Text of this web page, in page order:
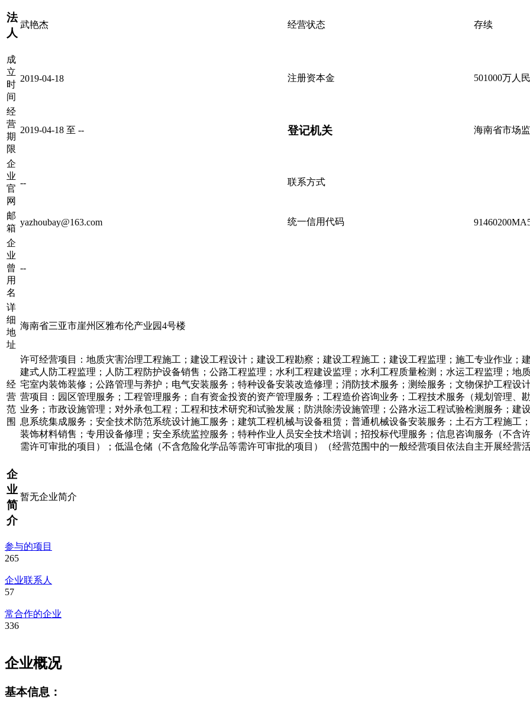
法
人
武艳杰 经营状态 存续
成
立
时
间
2019-04-18 注册资本金 501000万人
经
营
期
限
2019-04-18 至 -- 登记机关 海南省市场
企
业
官
网
-- 联系方式
邮
箱
yazhoubay@163.com 统一信用代码
企
业
曾
用
名
--
详
细
地
址
海南省三亚市崖州区雅布伦产业园4号楼
经
营
范
围
许可经营项目：地质灾害治理工程施工；建设工程设计；建设工程勘察；建设工程施工；建设工程监理；施工专业作业；
建式人防工程监理；人防工程防护设备销售；公路工程监理；水利工程建设监理；水利工程质量检测；水运工程监理；地
宅室内装饰装修；公路管理与养护；电气安装服务；特种设备安装改造修理；消防技术服务；测绘服务；文物保护工程设
营项目：园区管理服务；工程管理服务；自有资金投资的资产管理服务；工程造价咨询业务；工程技术服务（规划管理、
业务；市政设施管理；对外承包工程；工程和技术研究和试验发展；防洪除涝设施管理；公路水运工程试验检测服务；建
息系统集成服务；安全技术防范系统设计施工服务；建筑工程机械与设备租赁；普通机械设备安装服务；土石方工程施工
装饰材料销售；专用设备修理；安全系统监控服务；特种作业人员安全技术培训；招投标代理服务；信息咨询服务（不含
需许可审批的项目）；低温仓储（不含危险化学品等需许可审批的项目）（经营范围中的一般经营项目依法自主开展经营
企
业
简
介
暂无企业简介
参与的项目
265
企业联系人
57
常合作的企业
336
企业概况
基本信息：